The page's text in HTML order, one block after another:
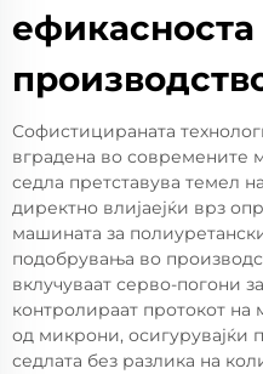
ефикасноста
Софистицираната
вградена во современите
седла претставува темел
директно влијаејќи врз
машината за
подобрувања во
вклучуваат серво-погони
контролираат протокот на
од микрони, осигурувајќи
седлата без разлика на